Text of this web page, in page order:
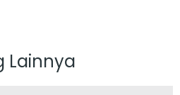
Lainnya